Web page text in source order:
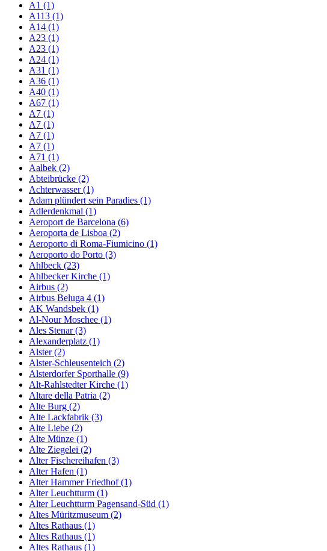
A1 (1)
A113 (1)
A14 (1)
A23 (1)
A23 (1)
A24 (1)
A31 (1)
A36 (1)
A40 (1)
A67 (1)
A7 (1)
A7 (1)
A7 (1)
A7 (1)
A71 (1)
Aalbek (2)
Abteibrücke (2)
Achterwasser (1)
Adam plündert sein Paradies (1)
Adlerdenkmal (1)
Aeroport de Barcelona (6)
Aeroporta de Lisboa (2)
Aeroporto di Roma-Fiumicino (1)
Aeroporto do Porto (3)
Ahlbeck (23)
Ahlbecker Kirche (1)
Airbus (2)
Airbus Beluga 4 (1)
AK Wandsbek (1)
Al-Nour Moschee (1)
Ales Stenar (3)
Alexanderplatz (1)
Alster (2)
Alster-Schleusenteich (2)
Alsterdorfer Sporthalle (9)
Alt-Rahlstedter Kirche (1)
Altare della Patria (2)
Alte Burg (2)
Alte Lackfabrik (3)
Alte Liebe (2)
Alte Münze (1)
Alte Ziegelei (2)
Alter Fischereihafen (3)
Alter Hafen (1)
Alter Hammer Friedhof (1)
Alter Leuchtturm (1)
Alter Leuchtturm Pagensand-Süd (1)
Altes Müritzmuseum (2)
Altes Rathaus (1)
Altes Rathaus (1)
Altes Rathaus (1)